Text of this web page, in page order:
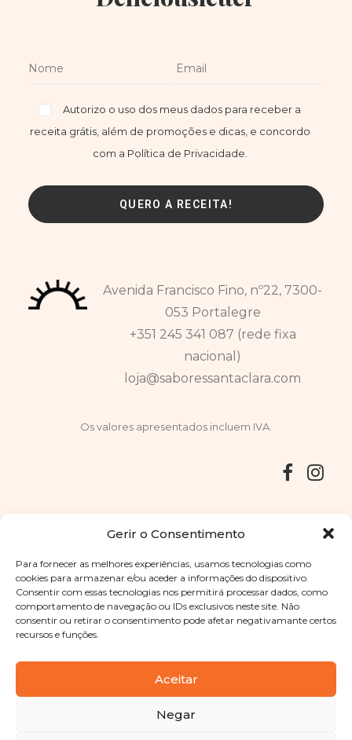
Gerir o Consentimento
Para fornecer as melhores experiências, usamos tecnologias como
cookies para armazenar e/ou aceder a informações do dispositivo.
Consentir com essas tecnologias nos permitirá processar dados, como
comportamento de navegação ou IDs exclusivos neste site. Não
consentir ou retirar o consentimento pode afetar negativamante certos
recursos e funções.
Aceitar
Negar
Autorizo o uso dos meus dados para receber a
receita grátis, além de promoções e dicas, e concordo
com a Política de Privacidade.
Avenida Francisco Fino, nº22, 7300-
053 Portalegre
+351 245 341 087 (rede fixa
nacional)
loja@saboressantaclara.com
Os valores apresentados incluem IVA.
Copyright © 2025 Sabores Santa Clara
. Todos os direitos
reservadosPolítica de Privacidade |Termos e condições
Designed byShift Your Branding Agency